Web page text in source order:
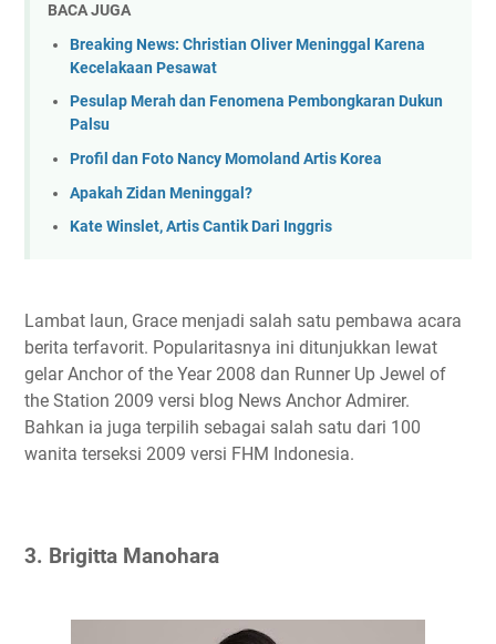
BACA JUGA
Breaking News: Christian Oliver Meninggal Karena
Kecelakaan Pesawat
Pesulap Merah dan Fenomena Pembongkaran Dukun
Palsu
Profil dan Foto Nancy Momoland Artis Korea
Apakah Zidan Meninggal?
Kate Winslet, Artis Cantik Dari Inggris
Lambat laun, Grace menjadi salah satu pembawa acara
berita terfavorit. Popularitasnya ini ditunjukkan lewat
gelar Anchor of the Year 2008 dan Runner Up Jewel of
the Station 2009 versi blog News Anchor Admirer.
Bahkan ia juga terpilih sebagai salah satu dari 100
wanita terseksi 2009 versi FHM Indonesia.
3. Brigitta Manohara